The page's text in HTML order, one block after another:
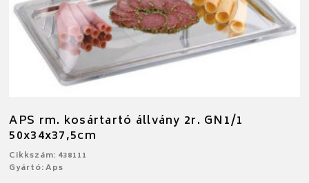
APS rm. kosártartó állvány 2r. GN1/1
50x34x37,5cm
Cikkszám: 438111
Gyártó: Aps